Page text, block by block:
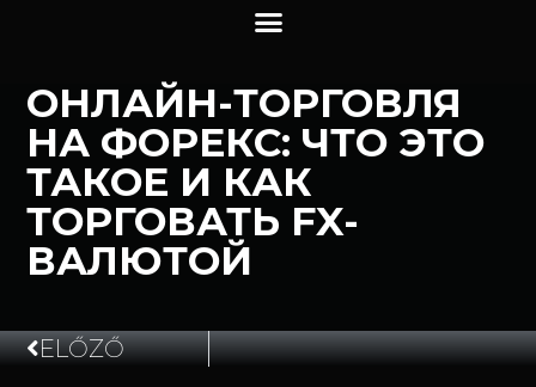
ОНЛАЙН-ТОРГОВЛЯ
НА ФОРЕКС: ЧТО ЭТО
ТАКОЕ И КАК
ТОРГОВАТЬ FX-
ВАЛЮТОЙ
ELŐZŐ